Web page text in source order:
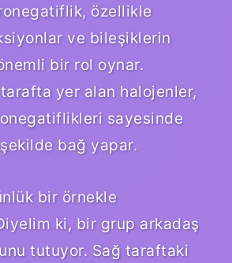
özellikle
ve bileşiklerin
bir rol oynar.
yer alan halojenler,
sayesinde
bağ yapar.
bir örnekle
ki, bir grup arkadaş
tutuyor. Sağ taraftaki